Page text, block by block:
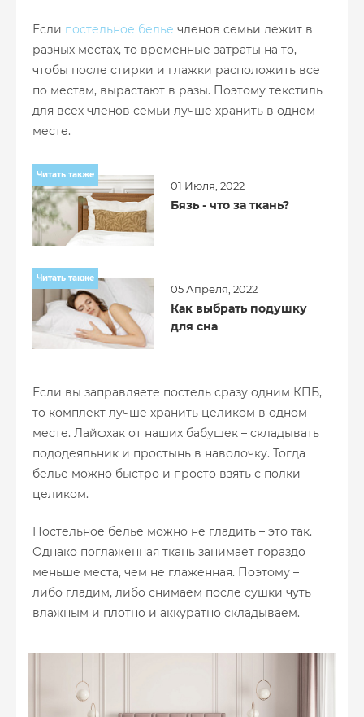
Если постельное белье членов семьи лежит в
разных местах, то временные затраты на то,
чтобы после стирки и глажки расположить все
по местам, вырастают в разы. Поэтому текстиль
для всех членов семьи лучше хранить в одном
месте.
Читать также
01 Июля, 2022
Бязь - что за ткань?
Читать также
05 Апреля, 2022
Как выбрать подушку
для сна
Если вы заправляете постель сразу одним КПБ,
то комплект лучше хранить целиком в одном
месте. Лайфхак от наших бабушек – складывать
пододеяльник и простынь в наволочку. Тогда
белье можно быстро и просто взять с полки
целиком.
Постельное белье можно не гладить – это так.
Однако поглаженная ткань занимает гораздо
меньше места, чем не глаженная. Поэтому –
либо гладим, либо снимаем после сушки чуть
влажным и плотно и аккуратно складываем.